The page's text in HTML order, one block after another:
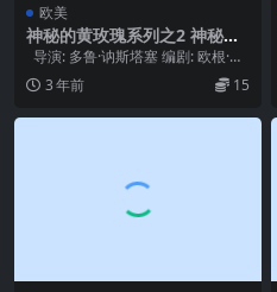
欧美
神秘的黄玫瑰系列之2 神秘的
黄玫瑰 Trandafirul galben
导演: 多鲁·讷斯塔塞 编剧: 欧根·巴
布 主演: 马尔加·巴尔布...
3 年前 15